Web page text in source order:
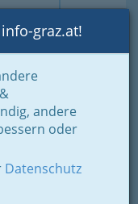
Login Toggle
graz.at!
andere
oder
Datenschutz